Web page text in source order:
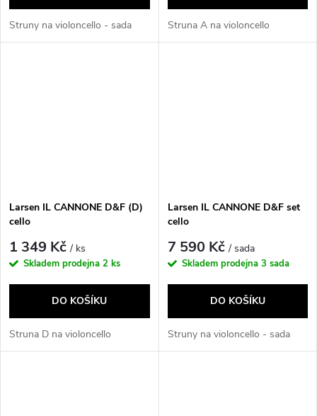
Struny na violoncello - sada Struna A na violoncello
Larsen IL CANNONE D&F (D)
cello
1 349 Kč/ ks
Skladem prodejna 2 ks
DO KOŠÍKU
Struna D na violoncello
Larsen IL CANNONE D&F set
cello
7 590 Kč/ sada
Skladem prodejna 3 sada
DO KOŠÍKU
Struny na violoncello - sada